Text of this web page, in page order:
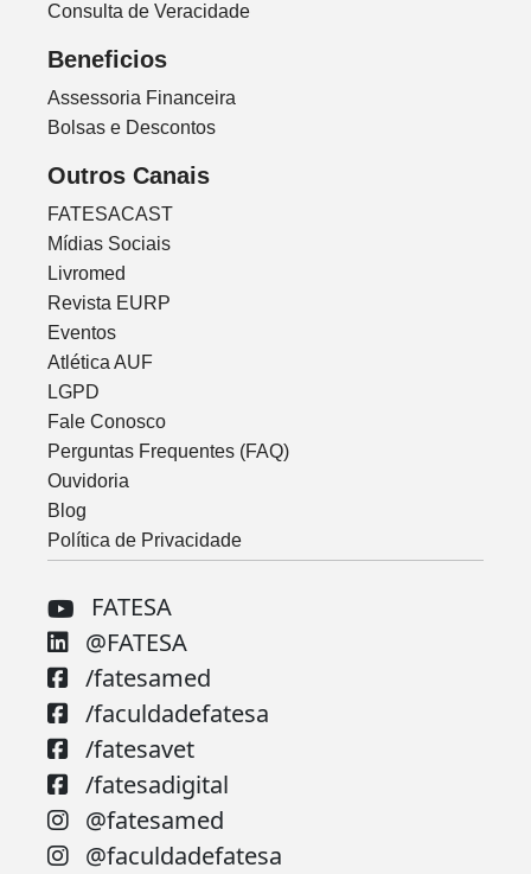
Consulta de Veracidade
Beneficios
Assessoria Financeira
Bolsas e Descontos
Outros Canais
FATESACAST
Mídias Sociais
Livromed
Revista EURP
Eventos
Atlética AUF
LGPD
Fale Conosco
Perguntas Frequentes (FAQ)
Ouvidoria
Blog
Política de Privacidade
FATESA
@FATESA
/fatesamed
/faculdadefatesa
/fatesavet
/fatesadigital
@fatesamed
@faculdadefatesa